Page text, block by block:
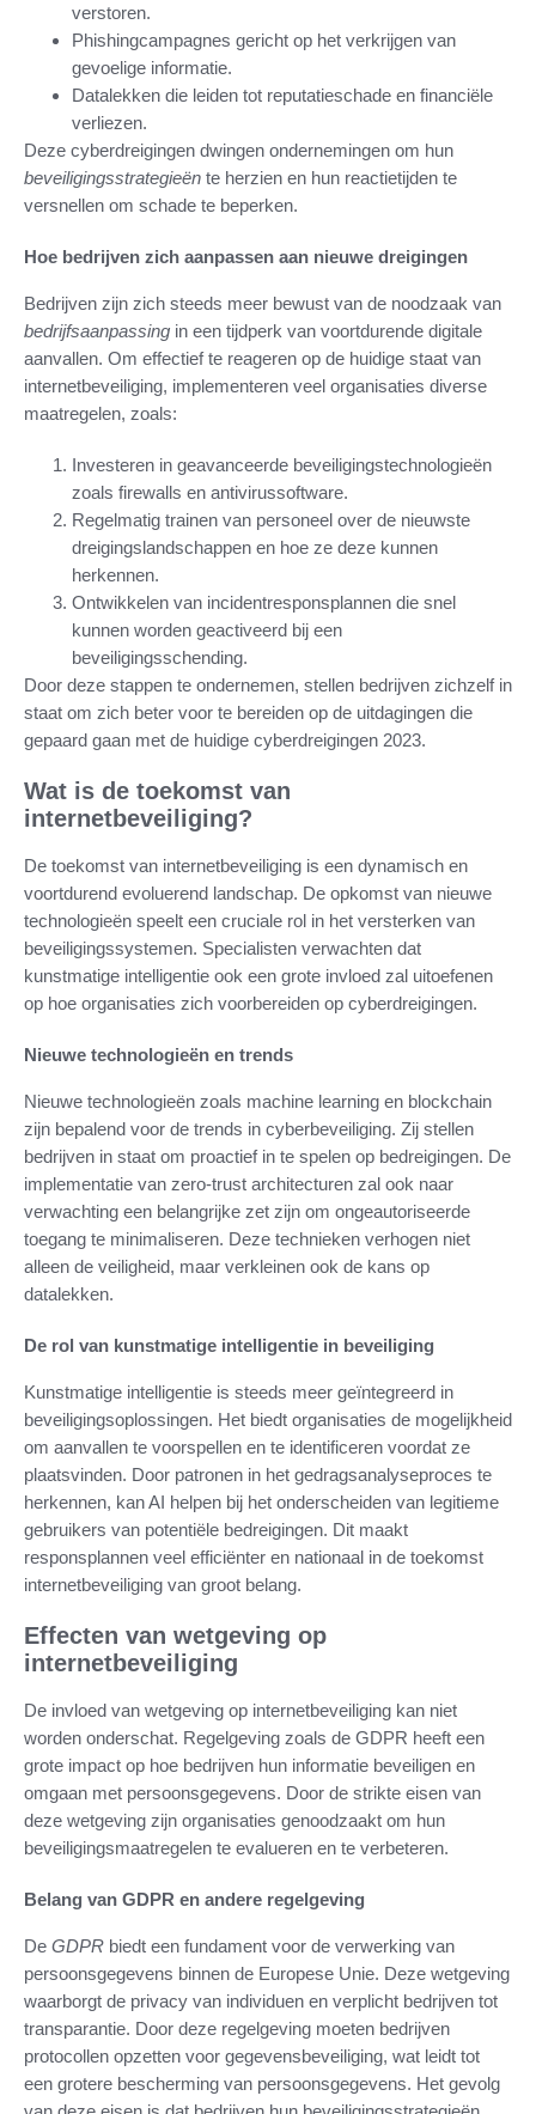
verstoren.
Phishingcampagnes gericht op het verkrijgen van
gevoelige informatie.
Datalekken die leiden tot reputatieschade en financiële
verliezen.
Deze cyberdreigingen dwingen ondernemingen om hun
beveiligingsstrategieën te herzien en hun reactietijden te
versnellen om schade te beperken.
Hoe bedrijven zich aanpassen aan nieuwe dreigingen
Bedrijven zijn zich steeds meer bewust van de noodzaak van
bedrijfsaanpassing in een tijdperk van voortdurende digitale
aanvallen. Om effectief te reageren op de huidige staat van
internetbeveiliging, implementeren veel organisaties diverse
maatregelen, zoals:
Investeren in geavanceerde beveiligingstechnologieën
zoals firewalls en antivirussoftware.
Regelmatig trainen van personeel over de nieuwste
dreigingslandschappen en hoe ze deze kunnen
herkennen.
Ontwikkelen van incidentresponsplannen die snel
kunnen worden geactiveerd bij een
beveiligingsschending.
Door deze stappen te ondernemen, stellen bedrijven zichzelf in
staat om zich beter voor te bereiden op de uitdagingen die
gepaard gaan met de huidige cyberdreigingen 2023.
Wat is de toekomst van
internetbeveiliging?
De toekomst van internetbeveiliging is een dynamisch en
voortdurend evoluerend landschap. De opkomst van nieuwe
technologieën speelt een cruciale rol in het versterken van
beveiligingssystemen. Specialisten verwachten dat
kunstmatige intelligentie ook een grote invloed zal uitoefenen
op hoe organisaties zich voorbereiden op cyberdreigingen.
Nieuwe technologieën en trends
Nieuwe technologieën zoals machine learning en blockchain
zijn bepalend voor de trends in cyberbeveiliging. Zij stellen
bedrijven in staat om proactief in te spelen op bedreigingen. De
implementatie van zero-trust architecturen zal ook naar
verwachting een belangrijke zet zijn om ongeautoriseerde
toegang te minimaliseren. Deze technieken verhogen niet
alleen de veiligheid, maar verkleinen ook de kans op
datalekken.
De rol van kunstmatige intelligentie in beveiliging
Kunstmatige intelligentie is steeds meer geïntegreerd in
beveiligingsoplossingen. Het biedt organisaties de mogelijkheid
om aanvallen te voorspellen en te identificeren voordat ze
plaatsvinden. Door patronen in het gedragsanalyseproces te
herkennen, kan AI helpen bij het onderscheiden van legitieme
gebruikers van potentiële bedreigingen. Dit maakt
responsplannen veel efficiënter en nationaal in de toekomst
internetbeveiliging van groot belang.
Effecten van wetgeving op
internetbeveiliging
De invloed van wetgeving op internetbeveiliging kan niet
worden onderschat. Regelgeving zoals de GDPR heeft een
grote impact op hoe bedrijven hun informatie beveiligen en
omgaan met persoonsgegevens. Door de strikte eisen van
deze wetgeving zijn organisaties genoodzaakt om hun
beveiligingsmaatregelen te evalueren en te verbeteren.
Belang van GDPR en andere regelgeving
De GDPR biedt een fundament voor de verwerking van
persoonsgegevens binnen de Europese Unie. Deze wetgeving
waarborgt de privacy van individuen en verplicht bedrijven tot
transparantie. Door deze regelgeving moeten bedrijven
protocollen opzetten voor gegevensbeveiliging, wat leidt tot
een grotere bescherming van persoonsgegevens. Het gevolg